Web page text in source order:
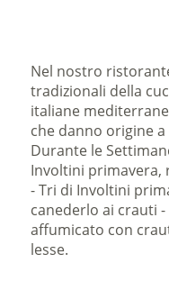
Nel nostro
tradizionali della
italiane
che danno origine
Durante le
Involtini primavera,
- Tri di Involtini
canederlo ai crauti
affumicato con
lesse.